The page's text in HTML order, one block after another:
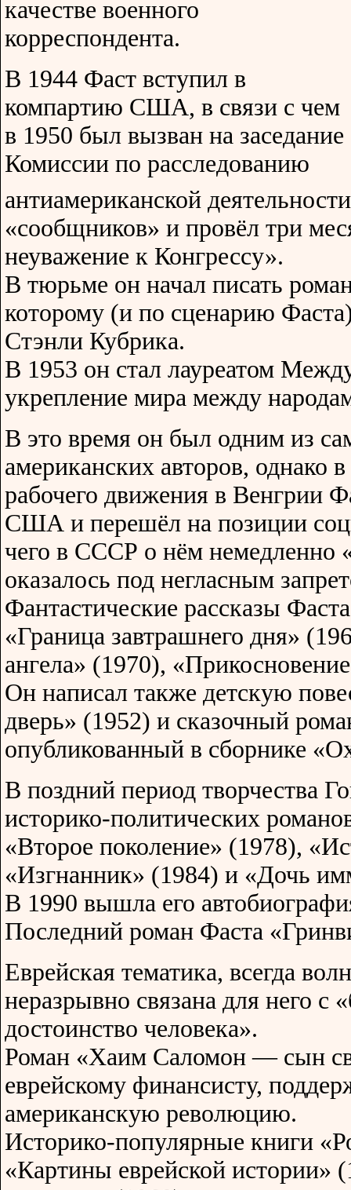
качестве военного
корреспондента.
В 1944 Фаст вступил в
компартию США, в связи с чем
в 1950 был вызван на заседание
Комиссии по расследованию
антиамериканской
«сообщников» и провёл три
неуважение к Конгрессу».
В тюрьме он начал писать
которому (и по сценарию
Стэнли Кубрика.
В 1953 он стал лауреатом
укрепление мира между
В это время он был одним из
американских авторов, однако
рабочего движения в Венгрии
США и перешёл на позиции
чего в СССР о нём немедленно
оказалось под негласным
Фантастические рассказы
«Граница завтрашнего дня»
ангела» (1970),
Он написал также детскую
дверь» (1952) и сказочный
опубликованный в сборнике
В поздний период творчества
историко-политических
«Второе поколение» (1978),
«Изгнанник» (1984) и «Дочь
В 1990 вышла его
Последний роман Фаста
Еврейская тематика, всегда
неразрывно связана для него с
достоинство человека».
Роман «Хаим Саломон — сын
еврейскому финансисту,
американскую революцию.
Историко-популярные книги
«Картины еврейской истории»